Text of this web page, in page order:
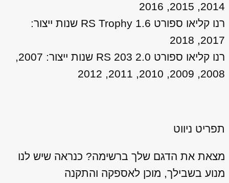
2014, 2015, 2016
רנו קליאו ספורט 1.6 RS Trophy שנות ייצור:
2017, 2018
רנו קליאו ספורט 2.0 RS 203 שנות ייצור: 2007,
2008, 2009, 2010, 2011, 2012
תפריט ניווט
מצאת את הדגם שלך ברשימה? כנראה שיש לנו
מנוע בשבילך, מוכן לאספקה והתקנה